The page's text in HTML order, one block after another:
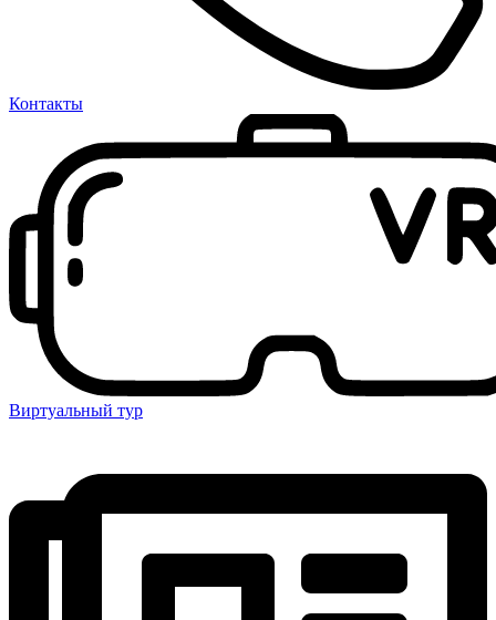
Контакты
Виртуальный тур